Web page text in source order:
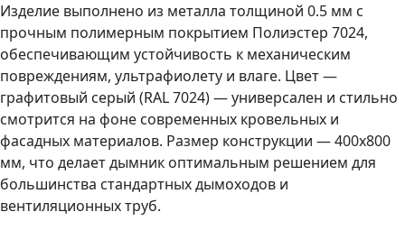
Изделие выполнено из металла толщиной 0.5 мм с
прочным полимерным покрытием Полиэстер 7024,
обеспечивающим устойчивость к механическим
повреждениям, ультрафиолету и влаге. Цвет —
графитовый серый (RAL 7024) — универсален и стильно
смотрится на фоне современных кровельных и
фасадных материалов. Размер конструкции — 400х800
мм, что делает дымник оптимальным решением для
большинства стандартных дымоходов и
вентиляционных труб.